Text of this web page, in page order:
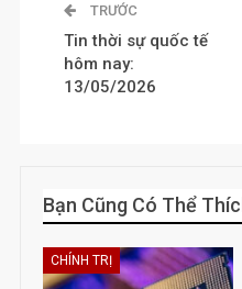
TRƯỚC
Tin thời sự quốc tế
hôm nay:
13/05/2026
Bạn Cũng Có Thể
CHÍNH TRỊ